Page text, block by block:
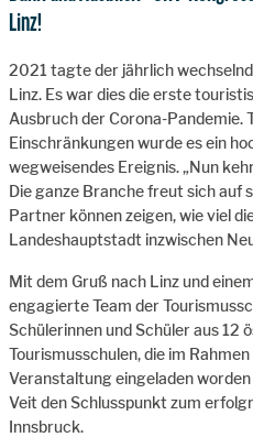
Linz!
2021 tagte der jährlich
Linz. Es war dies die erste
Ausbruch der Corona-Pandemie.
Einschränkungen wurde es ein
wegweisendes Ereignis. „Nun
Die ganze Branche freut sich auf
Partner können zeigen, wie viel
Landeshauptstadt inzwischen
Mit dem Gruß nach Linz und
engagierte Team der
Schülerinnen und Schüler aus 12
Tourismusschulen, die im
Veranstaltung eingeladen
Veit den Schlusspunkt zum
Innsbruck.